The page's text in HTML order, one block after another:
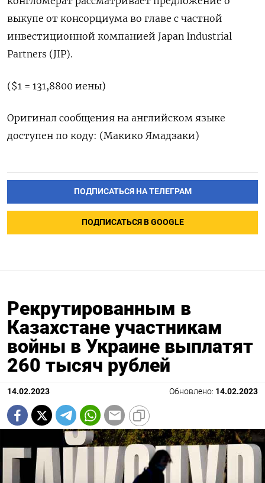
выкупе от консорциума во главе с частной
инвестиционной компанией Japan Industrial
Partners (JIP).
($1 = 131,8800 иены)
Оригинал сообщения на английском языке
доступен по коду: (Макико Ямадзаки)
ПОДПИСАТЬСЯ НА ТЕЛЕГРАМ
ПОДПИСАТЬСЯ В GOOGLE
Рекрутированным в
Казахстане участникам
войны в Украине выплатят
260 тысяч рублей
14.02.2023 Обновлено: 14.02.2023